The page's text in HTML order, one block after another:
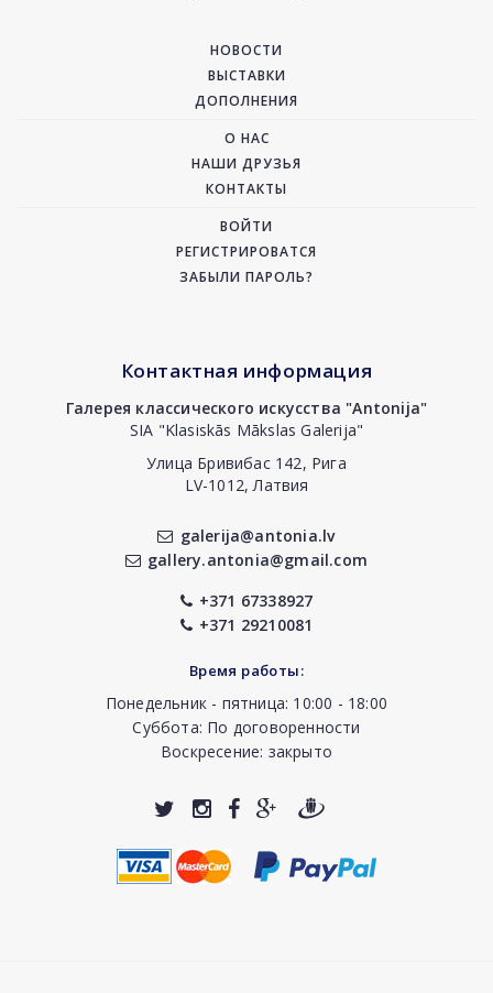
НОВОСТИ
ВЫСТАВКИ
ДОПОЛНЕНИЯ
О НАС
НАШИ ДРУЗЬЯ
КОНТАКТЫ
ВОЙТИ
РЕГИСТРИРОВАТСЯ
ЗАБЫЛИ ПАРОЛЬ?
Контактная информация
Галерея классического искусства "Antonija"
SIA "Klasiskās Mākslas Galerija"
Улица Бривибас 142, Рига
LV-1012, Латвия
galerija@antonia.lv
gallery.antonia@gmail.com
+371 67338927
+371 29210081
Время работы:
Понедельник - пятница: 10:00 - 18:00
Суббота: По договоренности
Воскресение: закрыто